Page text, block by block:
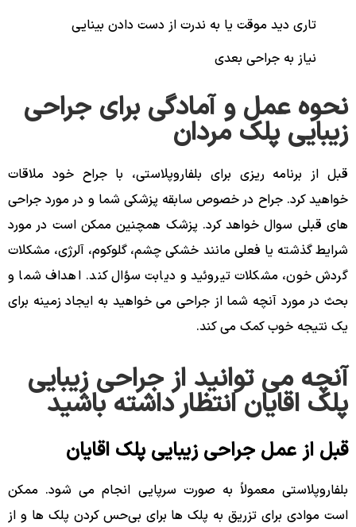
تاری دید موقت یا به ندرت از دست دادن بینایی
نیاز به جراحی بعدی
نحوه عمل و آمادگی برای جراحی
زیبایی پلک مردان
قبل از برنامه ریزی برای بلفاروپلاستی، با جراح خود ملاقات
خواهید کرد. جراح در خصوص سابقه پزشکی شما و در مورد جراحی
های قبلی سوال خواهد کرد. پزشک همچنین ممکن است در مورد
شرایط گذشته یا فعلی مانند خشکی چشم، گلوکوم، آلرژی، مشکلات
گردش خون، مشکلات تیروئید و دیابت سؤال کند. اهداف شما و
بحث در مورد آنچه شما از جراحی می خواهید به ایجاد زمینه برای
یک نتیجه خوب کمک می کند.
آنچه می توانید از جراحی زیبایی
پلک اقایان انتظار داشته باشید
قبل از عمل جراحی زیبایی پلک اقایان
بلفاروپلاستی معمولاً به صورت سرپایی انجام می شود. ممکن
است موادی برای تزریق به پلک ‌ها برای بی‌حس کردن پلک‌ ها و از